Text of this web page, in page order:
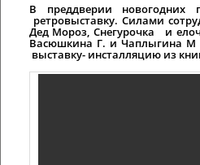
В преддверии новогодних
ретровыставку. Силами
Дед Мороз, Снегурочка и
Васюшкина Г. и Чаплыгина М
выставку- инсталляцию из